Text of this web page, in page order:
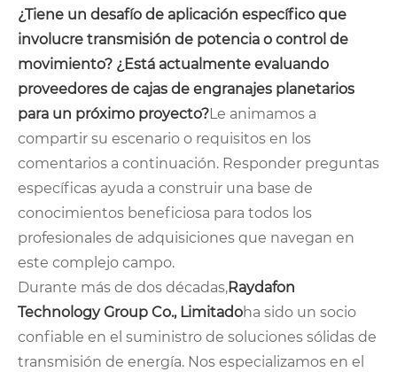
¿Tiene un desafío de aplicación específico que
involucre transmisión de potencia o control de
movimiento? ¿Está actualmente evaluando
proveedores de cajas de engranajes planetarios
para un próximo proyecto?Le animamos a
compartir su escenario o requisitos en los
comentarios a continuación. Responder preguntas
específicas ayuda a construir una base de
conocimientos beneficiosa para todos los
profesionales de adquisiciones que navegan en
este complejo campo.
Durante más de dos décadas,Raydafon
Technology Group Co., Limitadoha sido un socio
confiable en el suministro de soluciones sólidas de
transmisión de energía. Nos especializamos en el